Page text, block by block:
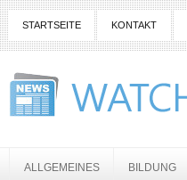
STARTSEITE KONTAKT
ALLGEMEINES BILDUNG